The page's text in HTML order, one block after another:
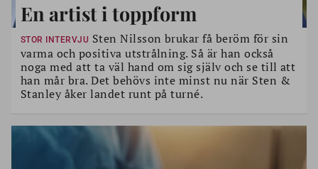
En artist i toppform
STOR INTERVJU Sten Nilsson brukar få beröm för sin
varma och positiva utstrålning. Så är han också
noga med att ta väl hand om sig själv och se till att
han mår bra. Det behövs inte minst nu när Sten &
Stanley åker landet runt på turné.